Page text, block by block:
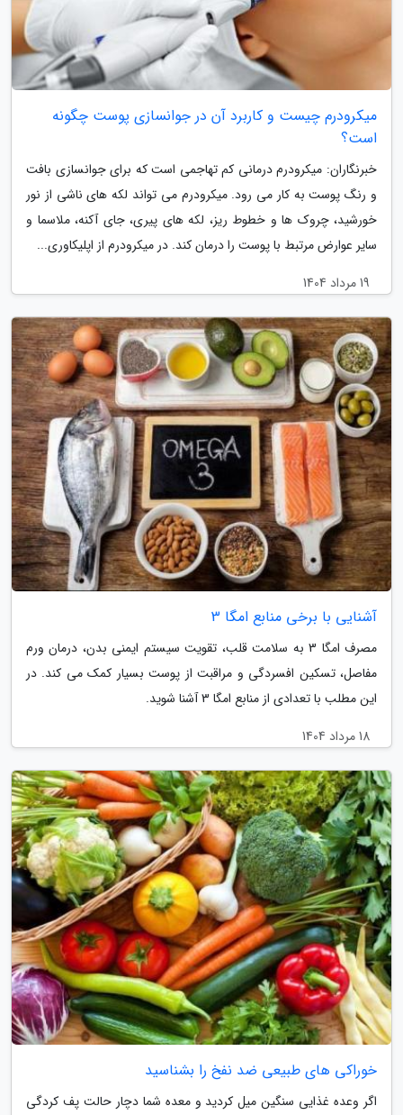
میکرودرم چیست و کاربرد آن در جوانسازی پوست چگونه
است؟
خبرنگاران: میکرودرم درمانی کم تهاجمی است که برای جوانسازی بافت
و رنگ پوست به کار می رود. میکرودرم می تواند لکه های ناشی از نور
خورشید، چروک ها و خطوط ریز، لکه های پیری، جای آکنه، ملاسما و
سایر عوارض مرتبط با پوست را درمان کند. در میکرودرم از اپلیکاوری...
19 مرداد 1404
آشنایی با برخی منابع امگا 3
مصرف امگا 3 به سلامت قلب، تقویت سیستم ایمنی بدن، درمان ورم
مفاصل، تسکین افسردگی و مراقبت از پوست بسیار کمک می کند. در
این مطلب با تعدادی از منابع امگا 3 آشنا شوید.
18 مرداد 1404
خوراکی های طبیعی ضد نفخ را بشناسید
اگر وعده غذایی سنگین میل کردید و معده شما دچار حالت پف کردگی